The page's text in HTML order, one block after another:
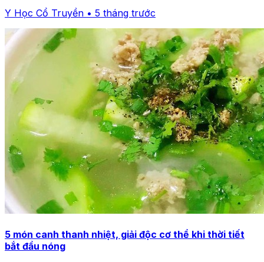
Y Học Cổ Truyền • 5 tháng trước
5 món canh thanh nhiệt, giải độc cơ thể khi thời tiết
bắt đầu nóng